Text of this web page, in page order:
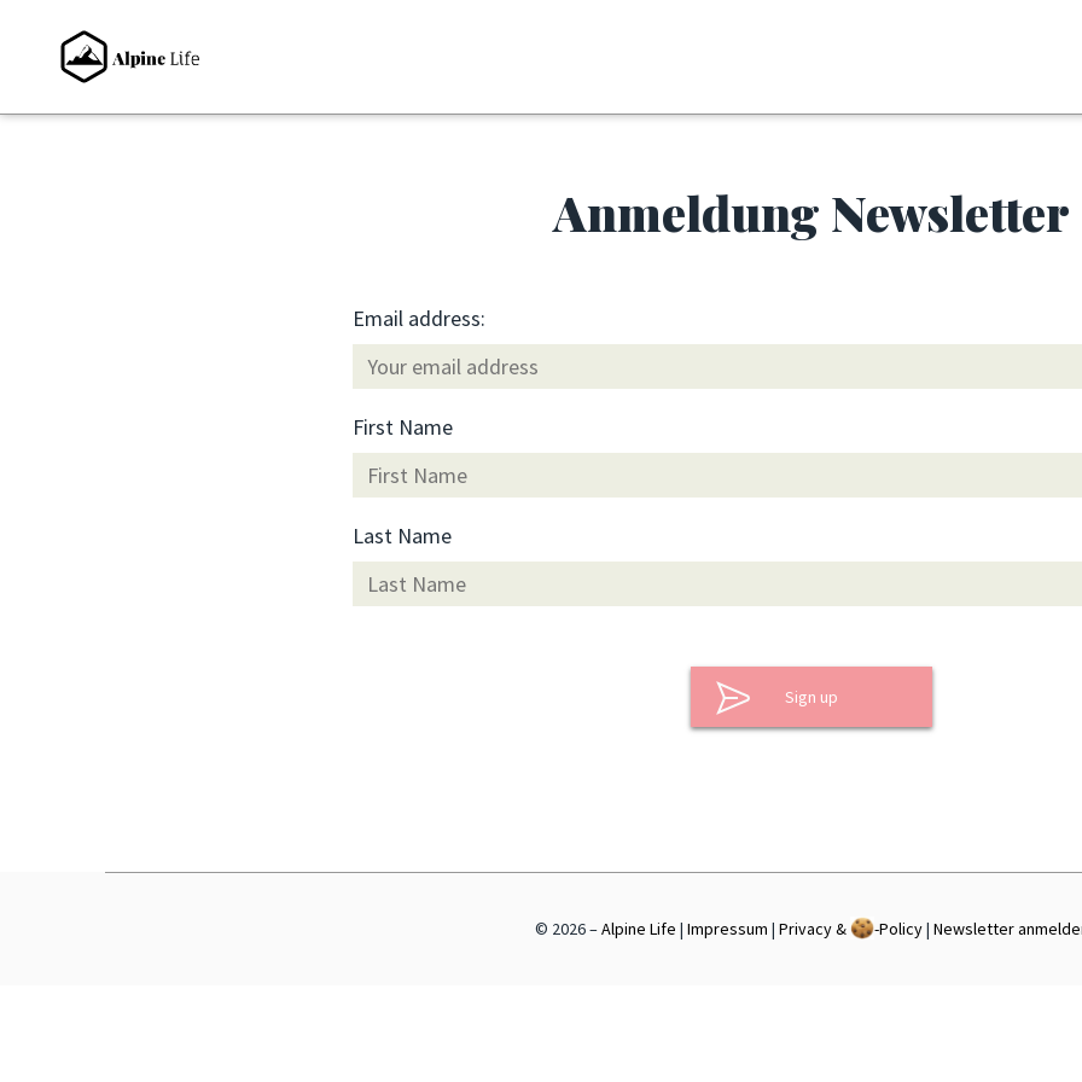
Anmeldung Newsletter
Email address:
First Name
Last Name
© 2026 –Alpine Life | Impressum | Privacy & -Policy| Newsletter